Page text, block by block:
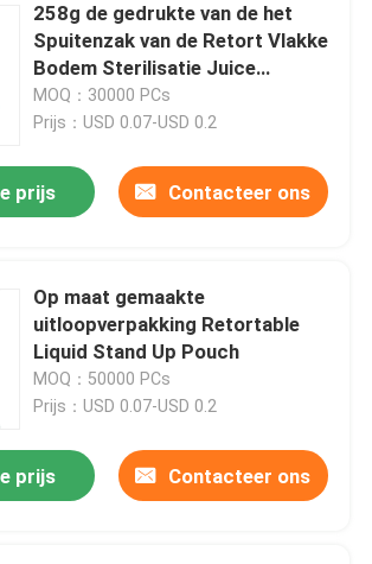
258g de gedrukte van de het
Spuitenzak van de Retort Vlakke
Bodem Sterilisatie Juice
Packaging Pouch
MOQ：30000 PCs
Prijs：USD 0.07-USD 0.2
prijs Contacteer ons
Op maat gemaakte
uitloopverpakking Retortable
Liquid Stand Up Pouch
MOQ：50000 PCs
Prijs：USD 0.07-USD 0.2
prijs Contacteer ons